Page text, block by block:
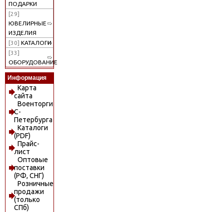
ПОДАРКИ
[29]
ЮВЕЛИРНЫЕ
ИЗДЕЛИЯ
[30] КАТАЛОГИ
[33]
ОБОРУДОВАНИЕ
Информация
Карта
сайта
Военторги
С-
Петербурга
Каталоги
(PDF)
Прайс-
лист
Оптовые
поставки
(РФ, СНГ)
Розничные
продажи
(только
СПб)